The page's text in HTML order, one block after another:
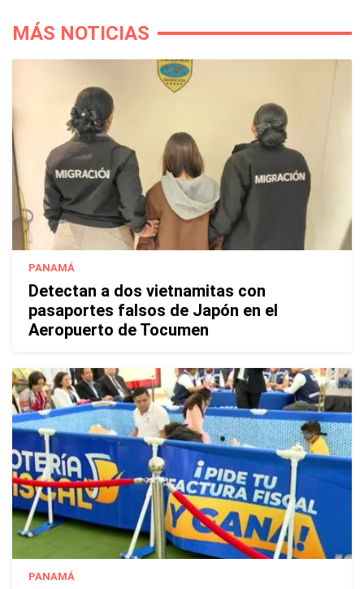
MÁS NOTICIAS
PANAMÁ
Detectan a dos vietnamitas con
pasaportes falsos de Japón en el
Aeropuerto de Tocumen
PANAMÁ